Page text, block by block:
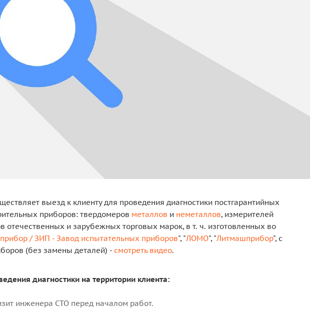
выезд к клиенту для проведения диагностики постгарантийных
приборов: твердомеров металлов и неметаллов, измерителей
отечественных и зарубежных торговых марок, в т. ч. изготовленных во
/ ЗИП - Завод испытательных приборов", "ЛОМО", "Литмашприбор", с
(без замены деталей) - смотреть видео.
диагностики на территории клиента:
инженера СТО перед началом работ.